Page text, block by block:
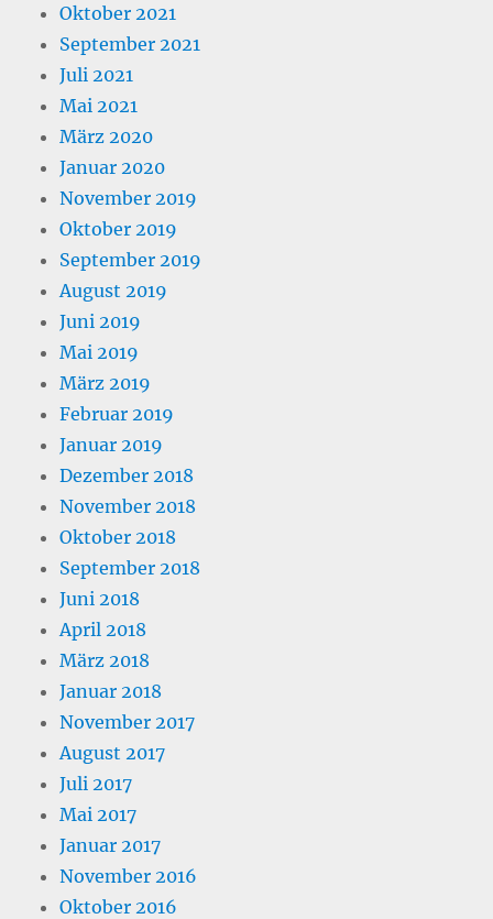
Oktober 2021
September 2021
Juli 2021
Mai 2021
März 2020
Januar 2020
November 2019
Oktober 2019
September 2019
August 2019
Juni 2019
Mai 2019
März 2019
Februar 2019
Januar 2019
Dezember 2018
November 2018
Oktober 2018
September 2018
Juni 2018
April 2018
März 2018
Januar 2018
November 2017
August 2017
Juli 2017
Mai 2017
Januar 2017
November 2016
Oktober 2016